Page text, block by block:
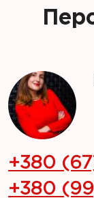
+380
+380